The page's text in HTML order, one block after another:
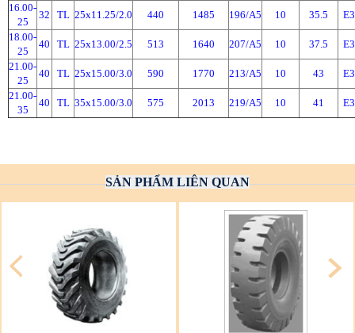
16.00-
25
32 TL 25x11.25/2.0 440 1485 196/A5 10 35.5
E3
18.00-
25
40 TL 25x13.00/2.5 513 1640 207/A5 10 37.5
E3
21.00-
25
40 TL 25x15.00/3.0 590 1770 213/A5 10 43
E3
21.00-
35
40 TL 35x15.00/3.0 575 2013 219/A5 10 41 E3
SẢN PHẨM LIÊN QUAN